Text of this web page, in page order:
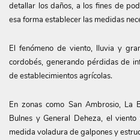
detallar los daños, a los fines de
esa forma establecer las medidas
El fenómeno de viento, lluvia y
cordobés, generando pérdidas de
de establecimientos agrícolas.
En zonas como San Ambrosio, La
Bulnes y General Deheza, el
medida voladura de galpones y